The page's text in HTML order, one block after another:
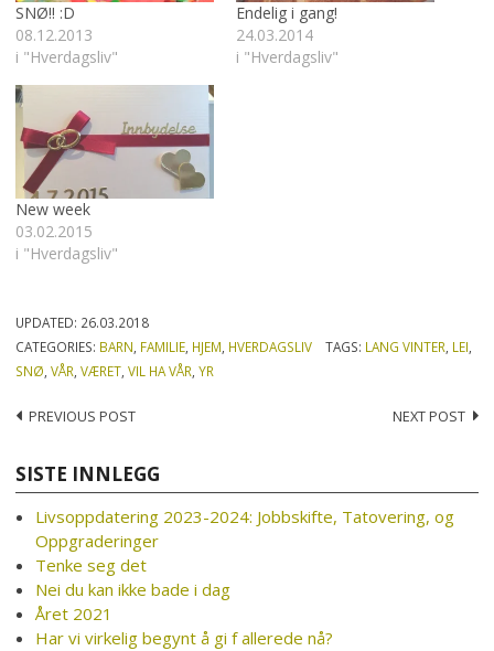
SNØ!! :D
08.12.2013
i "Hverdagsliv"
Endelig i gang!
24.03.2014
i "Hverdagsliv"
New week
03.02.2015
i "Hverdagsliv"
UPDATED: 26.03.2018
CATEGORIES: BARN FAMILIE HJEM HVERDAGSLIV TAGS: LANG VINTER LEI
SNØ ,VÅR ,VÆRET ,VIL HA VÅR ,YR
Post
PREVIOUS POST NEXT POST
SISTE INNLEGG
Livsoppdatering 2023-2024: Jobbskifte, Tatovering, og
Oppgraderinger
Tenke seg det
Nei du kan ikke bade i dag
Året 2021
Har vi virkelig begynt å gi f allerede nå?